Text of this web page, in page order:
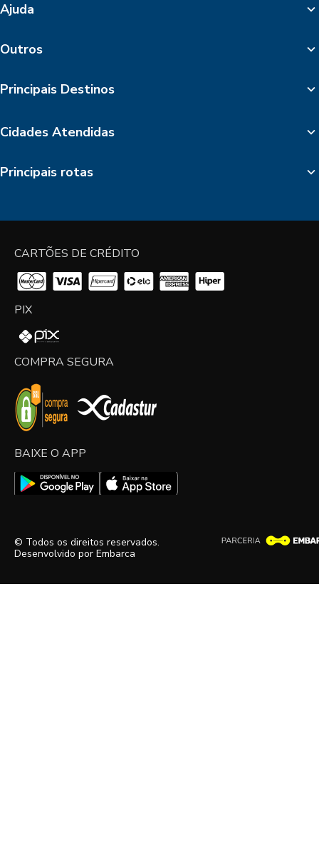
Ajuda
Outros
Principais Destinos
Cidades Atendidas
Principais rotas
CARTÕES DE CRÉDITO
PIX
COMPRA SEGURA
BAIXE O APP
© Todos os direitos reservados.
Desenvolvido por Embarca